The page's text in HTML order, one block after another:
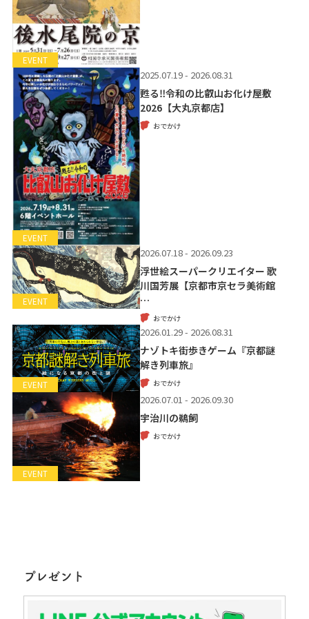
EVENT
EVENT
2025.07.19 - 2026.08.31
甦る‼令和の比叡山お化け屋敷
2026【大丸京都店】
おでかけ
EVENT
2026.07.18 - 2026.09.23
浮世絵スーパークリエイター 歌
川国芳展【京都市京セラ美術館
…
おでかけ
EVENT
2026.01.29 - 2026.08.31
ナゾトキ街歩きゲーム『京都謎
解き列車旅』
おでかけ
EVENT
2026.07.01 - 2026.09.30
宇治川の鵜飼
おでかけ
プレゼント